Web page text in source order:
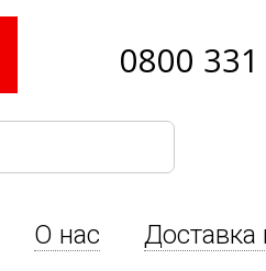
0800
О нас
Доставка